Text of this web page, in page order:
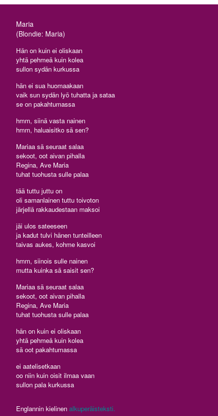
Maria
(Blondie: Maria)
Hän on kuin ei oliskaan
yhtä pehmeä kuin kolea
sullon sydän kurkussa
hän ei sua huomaakaan
vaik sun sydän lyö tuhatta ja sataa
se on pakahtumassa
hmm, siinä vasta nainen
hmm, haluaisitko sä sen?
Mariaa sä seuraat salaa
sekoot, oot aivan pihalla
Regina, Ave Maria
tuhat tuohusta sulle palaa
tää tuttu juttu on
oli samanlainen tuttu toivoton
järjellä rakkaudestaan maksoi
jäi ulos sateeseen
ja kadut tulvi hänen tunteilleen
taivas aukes, kohme kasvoi
hmm, siinois sulle nainen
mutta kuinka sä saisit sen?
Mariaa sä seuraat salaa
sekoot, oot aivan pihalla
Regina, Ave Maria
tuhat tuohusta sulle palaa
hän on kuin ei oliskaan
yhtä pehmeä kuin kolea
sä oot pakahtumassa
ei aatelisetkaan
oo niin kuin oisit ilmaa vaan
sullon pala kurkussa
Englannin kielinen alkuperäisteksti.